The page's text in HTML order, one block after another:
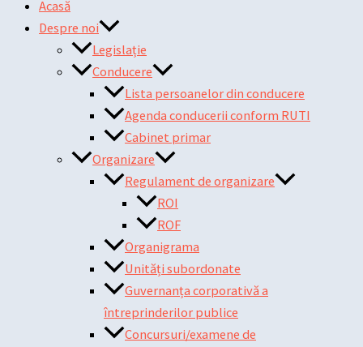
Acasă
Despre noi
Legislație
Conducere
Lista persoanelor din conducere
Agenda conducerii conform RUTI
Cabinet primar
Organizare
Regulament de organizare
ROI
ROF
Organigrama
Unități subordonate
Guvernanța corporativă a
întreprinderilor publice
Concursuri/examene de